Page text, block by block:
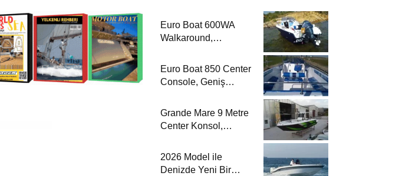
Euro Boat 600WA
Walkaround,
Yapısıyla Yat
Dergisi’nde
Euro Boat 850 Center
Console, Geniş
Yat Dergisi’nde
Grande Mare 9 Metre
Center Konsol,
Çizgisiyle Yat
Dergisi’nde
2026 Model ile
Denizde Yeni Bir